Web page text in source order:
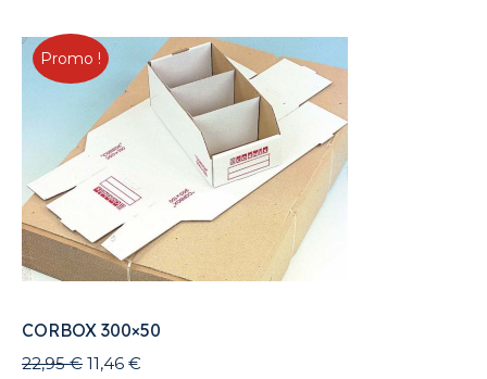
Promo !
CORBOX 300×50
22,95€ Le
11,46 €